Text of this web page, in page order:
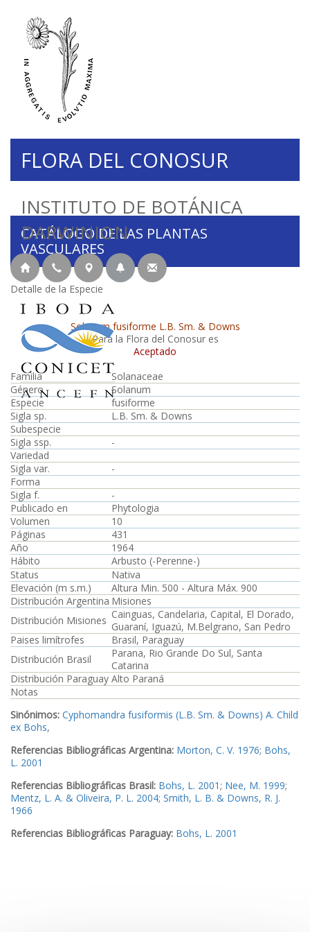
INSTITUTO DE BOTÁNICA
DARWINION
FLORA DEL CONOSUR
CATÁLOGO DE LAS PLANTAS
VASCULARES
Detalle de la Especie
Solanum fusiforme L.B. Sm. & Downs
Para la Flora del Conosur es
Aceptado
Familia
Solanaceae
Género
Solanum
Especie
fusiforme
Sigla sp.
L.B. Sm. & Downs
Subespecie
Sigla ssp.
-
Variedad
Sigla var.
-
Forma
Sigla f.
-
Publicado en
Phytologia
Volumen
10
Páginas
431
Año
1964
Hábito
Arbusto (-Perenne-)
Status
Nativa
Elevación (m s.m.)
Altura Min. 500 - Altura Máx. 900
Distribución Argentina Misiones
Distribución Misiones Cainguas, Candelaria, Capital, El Dorado,
Guaraní, Iguazú, M.Belgrano, San Pedro
Paises limítrofes
Brasil, Paraguay
Distribución Brasil
Parana, Rio Grande Do Sul, Santa
Catarina
Distribución Paraguay Alto Paraná
Notas
Sinónimos: Cyphomandra fusiformis (L.B. Sm. & Downs) A. Child
ex Bohs,
Referencias Bibliográficas Argentina: Morton, C. V. 1976; Bohs,
L. 2001
Referencias Bibliográficas Brasil: Bohs, L. 2001; Nee, M. 1999;
Mentz, L. A. & Oliveira, P. L. 2004; Smith, L. B. & Downs, R. J.
1966
Referencias Bibliográficas Paraguay: Bohs, L. 2001